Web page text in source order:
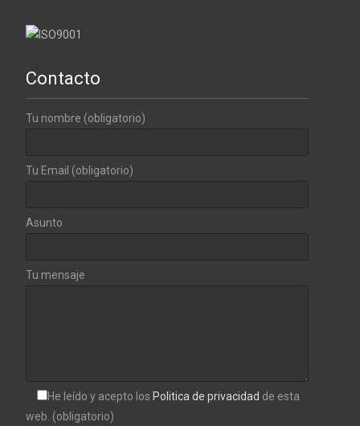
Contacto
Tu nombre (obligatorio)
Tu Email (obligatorio)
Asunto
Tu mensaje
He leído y acepto los Politica de privacidad de esta
web. (obligatorio)